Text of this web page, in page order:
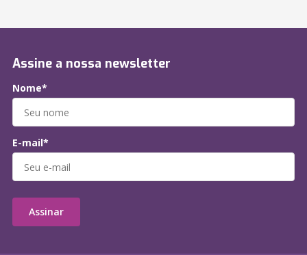
Assine a nossa newsletter
Nome*
E-mail*
Assinar